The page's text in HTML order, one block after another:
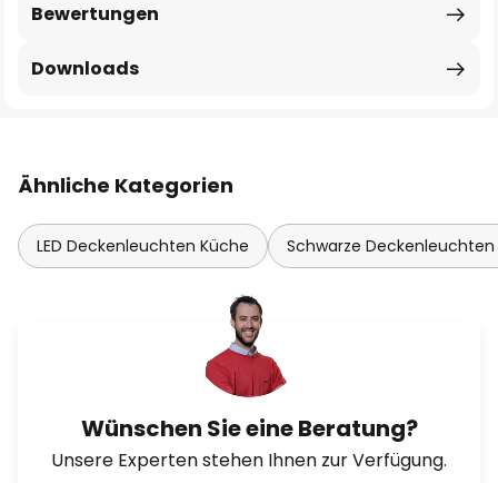
Bewertungen
Downloads
Ähnliche Kategorien
LED Deckenleuchten Küche Schwarze
Wünschen Sie eine Beratung?
Unsere Experten stehen Ihnen zur Verfügung.